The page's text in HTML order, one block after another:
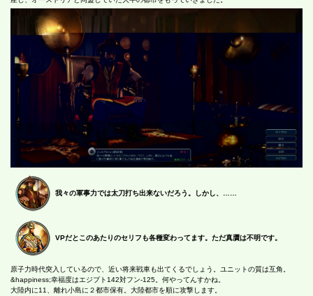
我々の軍事力では太刀打ち出来ないだろう。しかし、……
VPだとこのあたりのセリフも各種変わってます。ただ真贋は不明です。
原子力時代突入しているので、近い将来戦車も出てくるでしょう。ユニットの質は互角。
&happiness;幸福度はエジプト142対フン-125。何やってんすかね。
大陸内に11、離れ小島に２都市保有。大陸都市を順に攻撃します。